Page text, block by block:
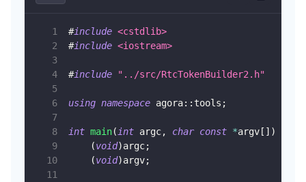
#include <cstdlib>
#include <iostream>
#include "../src/RtcTokenBuilder2.h"
using namespace agora:: tools ;
int main( int argc, char const *argv [ ] )
(void)argc;
(void)argv;